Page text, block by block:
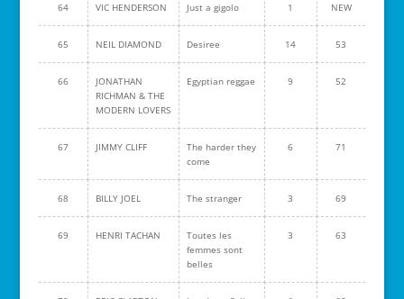
64 VIC HENDERSON Just a gigolo 1 NEW
65 NEIL DIAMOND Desiree 14 53
66
JONATHAN
RICHMAN & THE
MODERN LOVERS
Egyptian reggae 9 52
67 JIMMY CLIFF
The harder they
come
6 71
68 BILLY JOEL The stranger 3 69
69 HENRI TACHAN
Toutes les
femmes sont
belles
3 63